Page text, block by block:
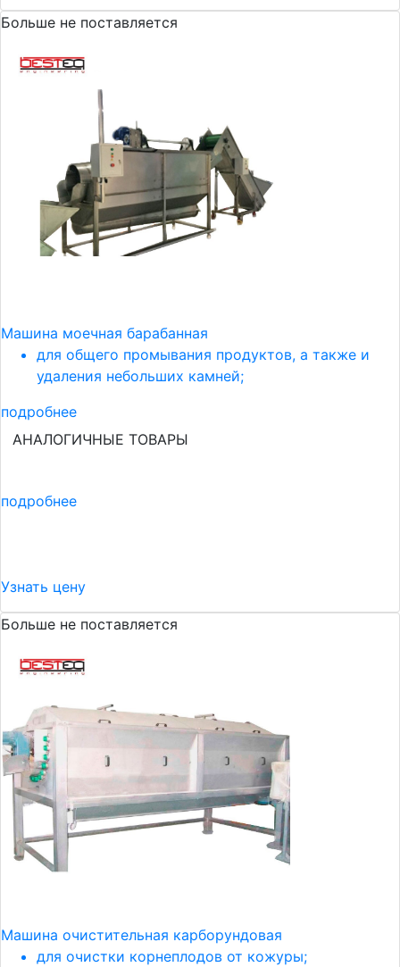
Больше не поставляется
Машина моечная барабанная
для общего промывания продуктов, а также и
удаления небольших камней;
подробнее
АНАЛОГИЧНЫЕ ТОВАРЫ
подробнее
Узнать цену
Больше не поставляется
Машина очистительная карборундовая
для очистки корнеплодов от кожуры;